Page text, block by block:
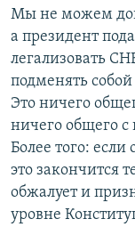
Мы не можем
а президент
легализовать
подменять собой
Это ничего
ничего общего с
Более того: если
это закончится
обжалует и
уровне